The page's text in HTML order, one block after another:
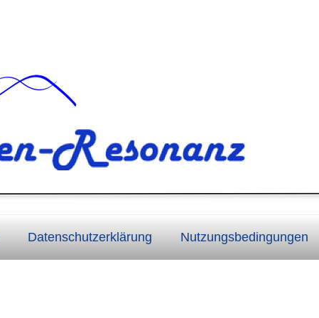
Datenschutzerklärung Nutzungsbedingungen